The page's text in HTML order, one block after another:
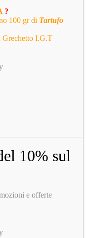
?
100 gr di Tartufo
Grechetto I.G.T
10% sul
e offerte